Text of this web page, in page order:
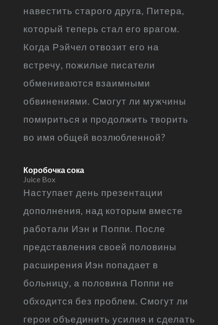
навестить старого друга, Питера,
который теперь стал его врагом.
Когда Рэйчел отвозит его на
встречу, пожилые писатели
обмениваются взаимными
обвинениями. Смогут ли мужчины
помириться и продолжить творить
во имя общей возлюбленной?
Коробочка сока
Juice Box
Наступает день презентации
дополнения, над которым вместе
работали Иэн и Поппи. После
представления своей половины
расширения Иэн попадает в
больницу, а половина Поппи не
обходится без проблем. Смогут ли
герои объединить усилия и сделать